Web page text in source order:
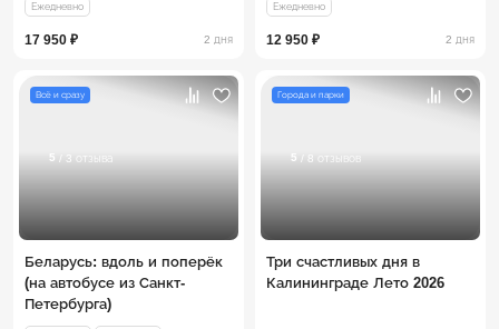
Ежедневно
17 950 ₽ 2 дня
Ежедневно
12 950 ₽ 2 дня
Всё и сразу
5 / 3 отзыва
Беларусь: вдоль и поперёк
(на автобусе из Санкт-
Петербурга)
Города и парки
5 / 8 отзывов
Три счастливых дня в
Калининграде Лето 2026